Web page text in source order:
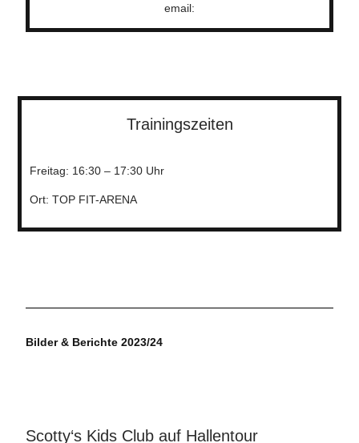
email:
Trainingszeiten
Freitag: 16:30 – 17:30 Uhr
Ort: TOP FIT-ARENA
Bilder & Berichte 2023/24
Scotty‘s Kids Club auf Hallentour